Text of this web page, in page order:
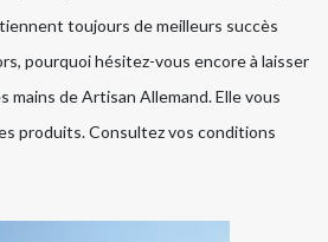
toujours de meilleurs succès
pourquoi hésitez-vous encore à laisser
de Artisan Allemand. Elle vous
produits. Consultez vos conditions